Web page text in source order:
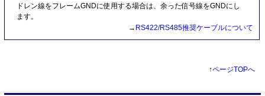
ドレン線をフレームGNDに使用する場合は、余った信号線をGNDにし
ます。
→ RS422/RS485推奨ケーブルについて
↑ページTOPへ